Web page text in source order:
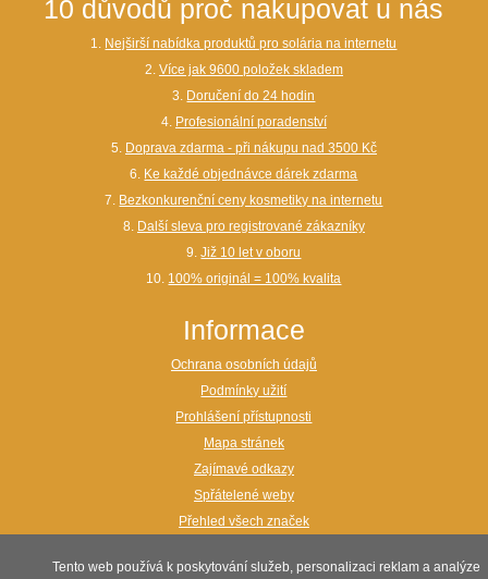
10 důvodů proč nakupovat u nás
1. Nejširší nabídka produktů pro solária na internetu
2. Více jak 9600 položek skladem
3. Doručení do 24 hodin
4. Profesionální poradenství
5. Doprava zdarma - při nákupu nad 3500 Kč
6. Ke každé objednávce dárek zdarma
7. Bezkonkurenční ceny kosmetiky na internetu
8. Další sleva pro registrované zákazníky
9.Již 10 let v oboru
10. 100% originál = 100% kvalita
Informace
Ochrana osobních údajů
Podmínky užití
Prohlášení přístupnosti
Mapa stránek
Zajímavé odkazy
Spřátelené weby
Přehled všech značek
Tento web používá k poskytování služeb, personalizaci reklam a analýze